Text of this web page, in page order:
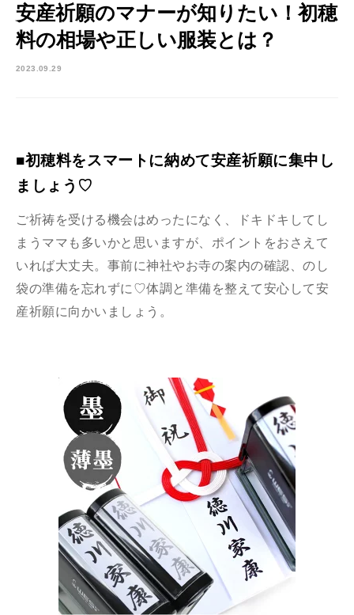
安産祈願のマナーが知りたい！初穂
料の相場や正しい服装とは？
2023.09.29
■初穂料をスマートに納めて安産祈願に集中し
ましょう♡
ご祈祷を受ける機会はめったになく、ドキドキしてし
まうママも多いかと思いますが、ポイントをおさえて
いれば大丈夫。事前に神社やお寺の案内の確認、のし
袋の準備を忘れずに♡体調と準備を整えて安心して安
産祈願に向かいましょう。